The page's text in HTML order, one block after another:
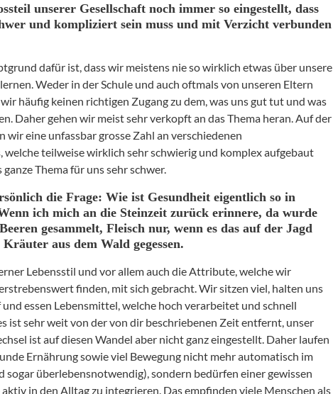
unserer Gesellschaft noch immer so eingestellt, dass
und kompliziert sein muss und mit Verzicht verbunden
dafür ist, dass wir meistens nie so wirklich etwas über unsere
Weder in der Schule und auch oftmals von unseren Eltern
häufig keinen richtigen Zugang zu dem, was uns gut tut und was
Daher gehen wir meist sehr verkopft an das Thema heran. Auf der
wir eine unfassbar grosse Zahl an verschiedenen
welche teilweise wirklich sehr schwierig und komplex aufgebaut
Thema für uns sehr schwer.
die Frage: Wie ist Gesundheit eigentlich so in
ich mich an die Steinzeit zurück erinnere, da wurde
gesammelt, Fleisch nur, wenn es das auf der Jagd
aus dem Wald gegessen.
Lebensstil und vor allem auch die Attribute, welche wir
finden, mit sich gebracht. Wir sitzen viel, halten uns
essen Lebensmittel, welche hoch verarbeitet und schnell
ist sehr weit von der von dir beschriebenen Zeit entfernt, unser
ist auf diesen Wandel aber nicht ganz eingestellt. Daher laufen
Ernährung sowie viel Bewegung nicht mehr automatisch im
sogar überlebensnotwendig), sondern bedürfen einer gewissen
in den Alltag zu integrieren. Das empfinden viele Menschen als